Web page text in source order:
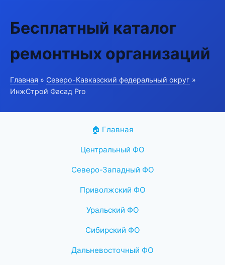
Бесплатный каталог
ремонтных организаций
Главная » Северо-Кавказский федеральный округ »
ИнжСтрой Фасад Pro
🏠 Главная
Центральный ФО
Северо-Западный ФО
Приволжский ФО
Уральский ФО
Сибирский ФО
Дальневосточный ФО